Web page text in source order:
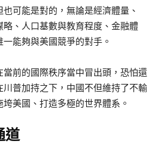
可能是對的，無論是經濟體量、
略、人口基數與教育程度、金融體
能夠與美國競爭的對手。
前的國際秩序當中冒出頭，恐怕還
普加持之下，中國不但維持了不輸
美國、打造多極的世界體系。
道